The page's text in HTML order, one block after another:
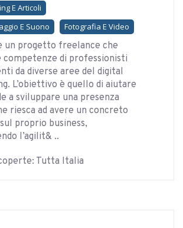
E Articoli
E Suono
Fotografia E Video
un progetto freelance che
competenze di professionisti
da diverse aree del digital
L’obiettivo è quello di aiutare
a sviluppare una presenza
riesca ad avere un concreto
proprio business,
l’agilit& ..
Tutta Italia